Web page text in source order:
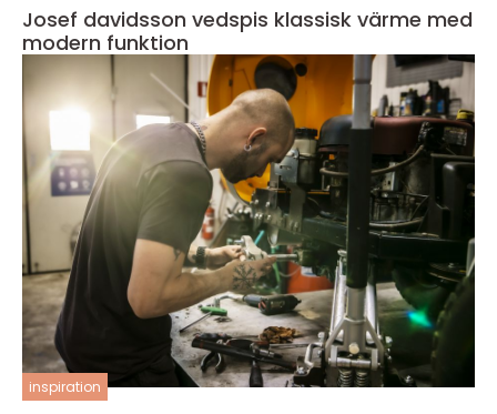
Josef davidsson vedspis klassisk värme med
modern funktion
inspiration